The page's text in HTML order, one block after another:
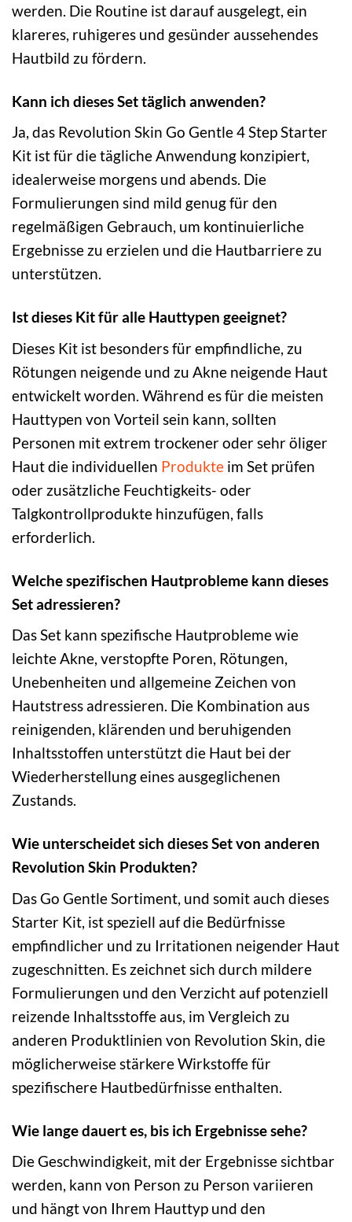
werden. Die Routine ist darauf ausgelegt, ein
klareres, ruhigeres und gesünder aussehendes
Hautbild zu fördern.
Kann ich dieses Set täglich anwenden?
Ja, das Revolution Skin Go Gentle 4 Step Starter
Kit ist für die tägliche Anwendung konzipiert,
idealerweise morgens und abends. Die
Formulierungen sind mild genug für den
regelmäßigen Gebrauch, um kontinuierliche
Ergebnisse zu erzielen und die Hautbarriere zu
unterstützen.
Ist dieses Kit für alle Hauttypen geeignet?
Dieses Kit ist besonders für empfindliche, zu
Rötungen neigende und zu Akne neigende Haut
entwickelt worden. Während es für die meisten
Hauttypen von Vorteil sein kann, sollten
Personen mit extrem trockener oder sehr öliger
Haut die individuellen Produkte im Set prüfen
oder zusätzliche Feuchtigkeits- oder
Talgkontrollprodukte hinzufügen, falls
erforderlich.
Welche spezifischen Hautprobleme kann dieses
Set adressieren?
Das Set kann spezifische Hautprobleme wie
leichte Akne, verstopfte Poren, Rötungen,
Unebenheiten und allgemeine Zeichen von
Hautstress adressieren. Die Kombination aus
reinigenden, klärenden und beruhigenden
Inhaltsstoffen unterstützt die Haut bei der
Wiederherstellung eines ausgeglichenen
Zustands.
Wie unterscheidet sich dieses Set von anderen
Revolution Skin Produkten?
Das Go Gentle Sortiment, und somit auch dieses
Starter Kit, ist speziell auf die Bedürfnisse
empfindlicher und zu Irritationen neigender Haut
zugeschnitten. Es zeichnet sich durch mildere
Formulierungen und den Verzicht auf potenziell
reizende Inhaltsstoffe aus, im Vergleich zu
anderen Produktlinien von Revolution Skin, die
möglicherweise stärkere Wirkstoffe für
spezifischere Hautbedürfnisse enthalten.
Wie lange dauert es, bis ich Ergebnisse sehe?
Die Geschwindigkeit, mit der Ergebnisse sichtbar
werden, kann von Person zu Person variieren
und hängt von Ihrem Hauttyp und den